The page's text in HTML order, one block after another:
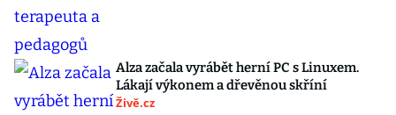
Alza začala vyrábět herní PC s Linuxem.
Lákají výkonem a dřevěnou skříní
Živě.cz